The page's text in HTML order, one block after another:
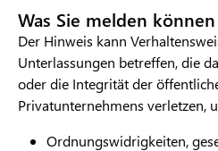
Was Sie melden können
Der Hinweis kann
Unterlassungen betreffen, die
oder die Integrität der
Privatunternehmens verletzen,
Ordnungswidrigkeiten,